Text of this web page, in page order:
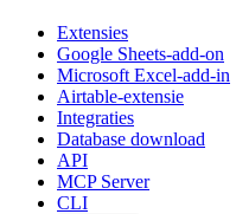
Extensies
Google Sheets-add-on
Microsoft Excel-add-in
Airtable-extensie
Integraties
Database download
API
MCP Server
CLI